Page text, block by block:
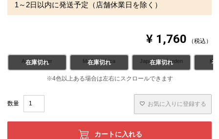
1～2日以内に発送予定（店舗休業日を除く）
¥ 1,760 税込
Asian Flower
在庫切れ Modern Africa
在庫切れ Japanese Garden
在庫切れ 在
お気に入りに登録する
カートに入れる